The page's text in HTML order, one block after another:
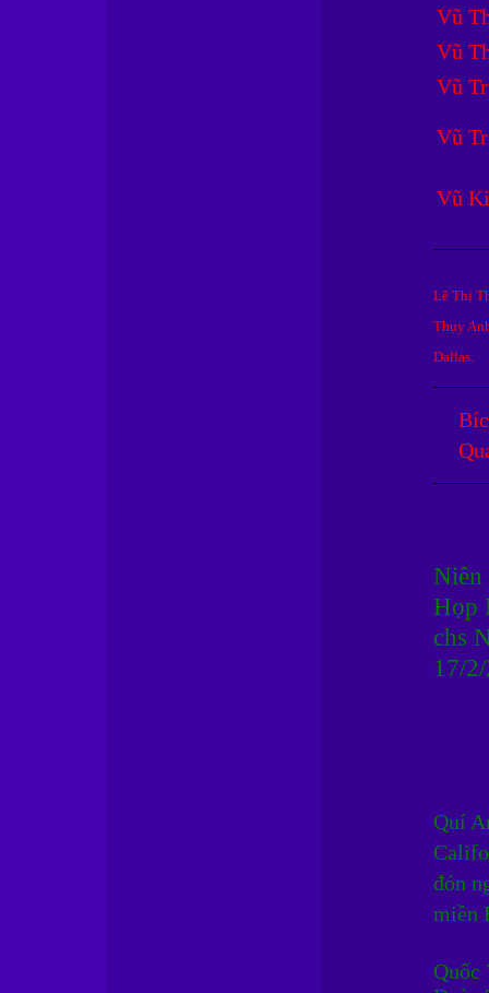
Vũ
Vũ
Vũ
Vũ
Vũ
Lê Thị
Thụy
Dallas.
Niên
Họp
chs
17/
Quí
đón
miền
Quốc